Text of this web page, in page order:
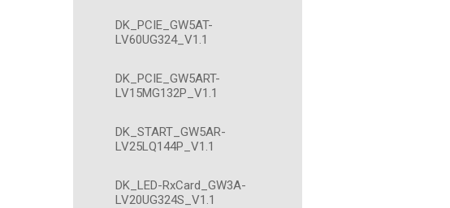
DK_PCIE_GW5AT-
LV60UG324_V1.1
DK_PCIE_GW5ART-
LV15MG132P_V1.1
DK_START_GW5AR-
LV25LQ144P_V1.1
DK_LED-RxCard_GW3A-
LV20UG324S_V1.1